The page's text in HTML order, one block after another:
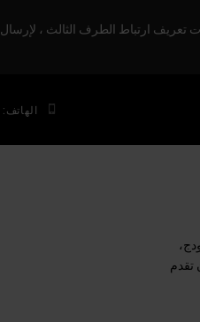
تعريف ارتباط الطرف الثالث ، لإرسال
الهاتف: 8005119
تقدم